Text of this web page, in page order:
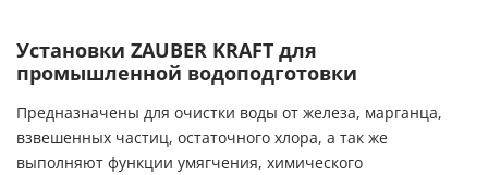
Установки ZAUBER KRAFT для
промышленной водоподготовки
Предназначены для очистки воды от железа, марганца,
взвешенных частиц, остаточного хлора, а так же
выполняют функции умягчения, химического